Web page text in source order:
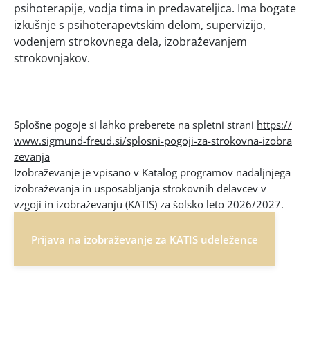
psihoterapije, vodja tima in predavateljica. Ima bogate
izkušnje s psihoterapevtskim delom, supervizijo,
vodenjem strokovnega dela, izobraževanjem
strokovnjakov.
Splošne pogoje si lahko preberete na spletni strani https://
www.sigmund-freud.si/splosni-pogoji-za-strokovna-izobra
zevanja
Izobraževanje je vpisano v Katalog programov nadaljnjega
izobraževanja in usposabljanja strokovnih delavcev v
vzgoji in izobraževanju (KATIS) za šolsko leto 2026/2027.
Prijava na izobraževanje za KATIS udeležence